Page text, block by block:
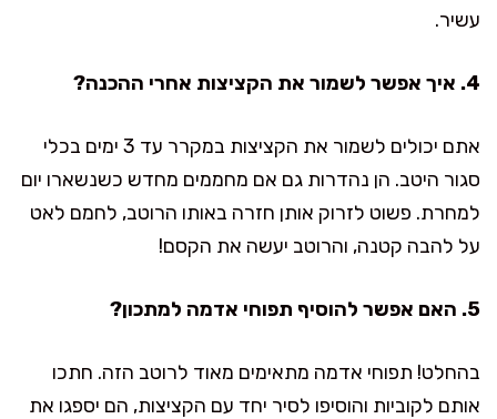
עשיר.
4. איך אפשר לשמור את הקציצות אחרי ההכנה?
אתם יכולים לשמור את הקציצות במקרר עד 3 ימים בכלי
סגור היטב. הן נהדרות גם אם מחממים מחדש כשנשארו יום
למחרת. פשוט לזרוק אותן חזרה באותו הרוטב, לחמם לאט
על להבה קטנה, והרוטב יעשה את הקסם!
5. האם אפשר להוסיף תפוחי אדמה למתכון?
בהחלט! תפוחי אדמה מתאימים מאוד לרוטב הזה. חתכו
אותם לקוביות והוסיפו לסיר יחד עם הקציצות, הם יספגו את